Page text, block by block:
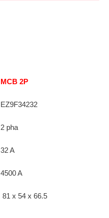
MCB 2P
EZ9F34232
2 pha
32 A
4500 A
81 x 54 x 66.5